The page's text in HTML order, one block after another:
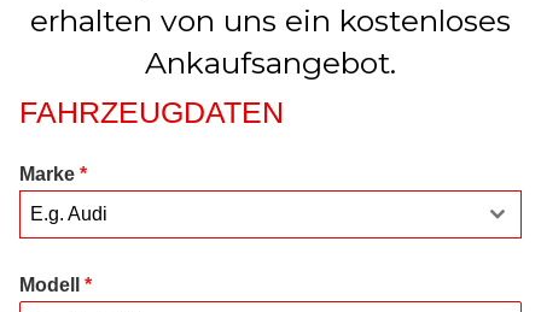
erhalten von uns ein kostenloses
Ankaufsangebot.
FAHRZEUGDATEN
Marke *
E.g. Audi
Modell *